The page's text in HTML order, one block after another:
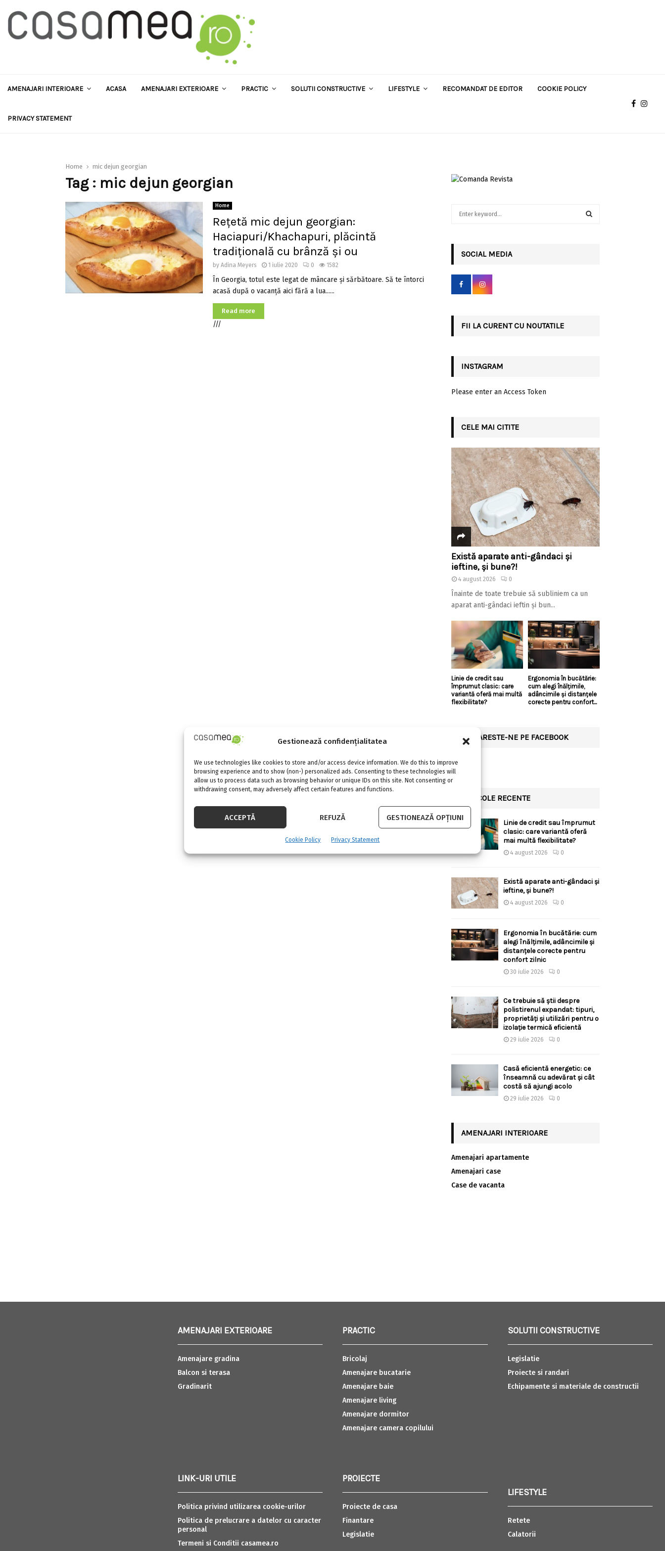
Gestionează confidențialitatea
We use technologies like cookies to store and/or access device information. We do this to improve
browsing experience and to show (non-) personalized ads. Consenting to these technologies will
allow us to process data such as browsing behavior or unique IDs on this site. Not consenting or
withdrawing consent, may adversely affect certain features and functions.
ACCEPTĂ REFUZĂ GESTIONEAZĂ OPȚIUNI
Cookie Policy Privacy Statement
AMENAJARI INTERIOARE ACASA AMENAJARI EXTERIOARE PRACTIC SOLUTII CONSTRUCTIVE LIFESTYLE RECOMANDAT DE EDITOR COOKIE POLICY
PRIVACY STATEMENT
Home mic dejun georgian
Tag : mic dejun georgian
Home
Rețetă mic dejun georgian:
Haciapuri/Khachapuri, plăcintă
tradițională cu brânză și ou
by Adina Meyers 1 iulie 2020 0 1582
În Georgia, totul este legat de mâncare și sărbătoare. Să te întorci
acasă după o vacanță aici fără a lua......
Read more
///
r
SOCIAL MEDIA
FII LA CURENT CU NOUTATILE
INSTAGRAM
Please enter an Access Token
CELE MAI CITITE
Există aparate anti-gândaci și
ieftine, și bune?!
4 august 2026 0
Înainte de toate trebuie să subliniem ca un
aparat anti-gândaci ieftin și bun...
Linie de credit sau
împrumut clasic: care
variantă oferă mai multă
flexibilitate?
Ergonomia în bucătărie:
cum alegi înălțimile,
adâncimile și distanțele
corecte pentru confort...
URMARESTE-NE PE FACEBOOK
ARTICOLE RECENTE
Linie de credit sau împrumut
clasic: care variantă oferă
mai multă flexibilitate?
4 august 2026 0
Există aparate anti-gândaci și
ieftine, și bune?!
4 august 2026 0
Ergonomia în bucătărie: cum
alegi înălțimile, adâncimile și
distanțele corecte pentru
confort zilnic
30 iulie 2026 0
Ce trebuie să știi despre
polistirenul expandat: tipuri,
proprietăți și utilizări pentru o
izolație termică eficientă
29 iulie 2026 0
Casă eficientă energetic: ce
înseamnă cu adevărat și cât
costă să ajungi acolo
29 iulie 2026 0
AMENAJARI INTERIOARE
Amenajari apartamente
Amenajari case
Case de vacanta
AMENAJARI EXTERIOARE
Amenajare gradina
Balcon si terasa
Gradinarit
LINK-URI UTILE
Politica privind utilizarea cookie-urilor
Politica de prelucrare a datelor cu caracter
personal
Termeni si Conditii casamea.ro
PRACTIC
Bricolaj
Amenajare bucatarie
Amenajare baie
Amenajare living
Amenajare dormitor
Amenajare camera copilului
PROIECTE
Proiecte de casa
Finantare
Legislatie
SOLUTII CONSTRUCTIVE
Legislatie
Proiecte si randari
Echipamente si materiale de constructii
LIFESTYLE
Retete
Calatorii